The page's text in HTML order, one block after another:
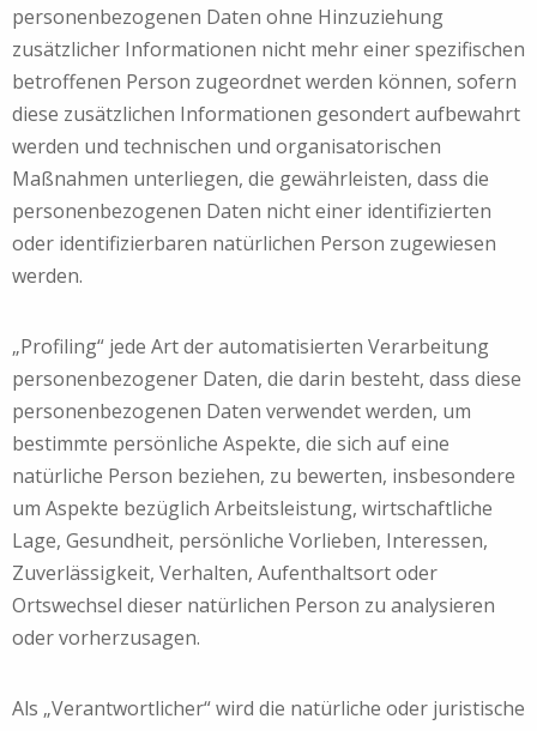
personenbezogenen Daten ohne Hinzuziehung
zusätzlicher Informationen nicht mehr einer spezifischen
betroffenen Person zugeordnet werden können, sofern
diese zusätzlichen Informationen gesondert aufbewahrt
werden und technischen und organisatorischen
Maßnahmen unterliegen, die gewährleisten, dass die
personenbezogenen Daten nicht einer identifizierten
oder identifizierbaren natürlichen Person zugewiesen
werden.
„Profiling“ jede Art der automatisierten Verarbeitung
personenbezogener Daten, die darin besteht, dass diese
personenbezogenen Daten verwendet werden, um
bestimmte persönliche Aspekte, die sich auf eine
natürliche Person beziehen, zu bewerten, insbesondere
um Aspekte bezüglich Arbeitsleistung, wirtschaftliche
Lage, Gesundheit, persönliche Vorlieben, Interessen,
Zuverlässigkeit, Verhalten, Aufenthaltsort oder
Ortswechsel dieser natürlichen Person zu analysieren
oder vorherzusagen.
Als „Verantwortlicher“ wird die natürliche oder juristische